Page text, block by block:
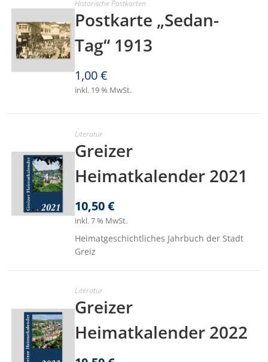
Historische Postkarten
Postkarte „Sedan-
Tag“ 1913
1,00€
inkl. 19 % MwSt.
Literatur
Greizer
Heimatkalender 2021
10,50€
inkl. 7 % MwSt.
Heimatgeschichtliches Jahrbuch der Stadt
Greiz
Literatur
Greizer
Heimatkalender 2022